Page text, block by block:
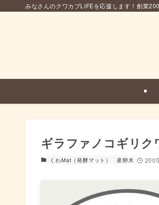
みなさんのクワカブLIFEを応援します！創業
ギラファノコギリク
くわMat（発酵マット） 産卵木